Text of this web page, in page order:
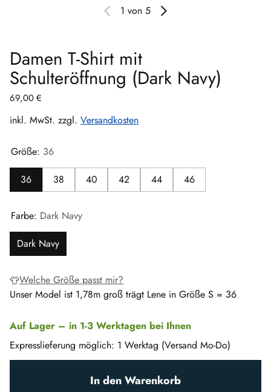
1 von 5
Damen T-Shirt mit
Schulteröffnung (Dark Navy)
Normaler Preis
69,00 €
inkl. MwSt. zzgl. Versandkosten
Größe: 36
36
38 40 42 44 46
Farbe: Dark Navy
Dark Navy
Welche Größe passt mir?
Unser Model ist 1,78m groß trägt Lene in Größe S = 36
Auf Lager – in 1-3 Werktagen bei Ihnen
Expresslieferung möglich: 1 Werktag (Versand Mo-Do)
In den Warenkorb